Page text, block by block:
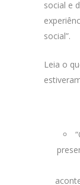
social e
social”.
Leia o